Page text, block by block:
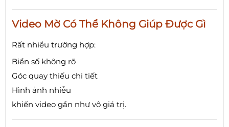
Video Mờ Có Thể Không Giúp Được Gì
Rất nhiều trường hợp:
Biển số không rõ
Góc quay thiếu chi tiết
Hình ảnh nhiễu
khiến video gần như vô giá trị.